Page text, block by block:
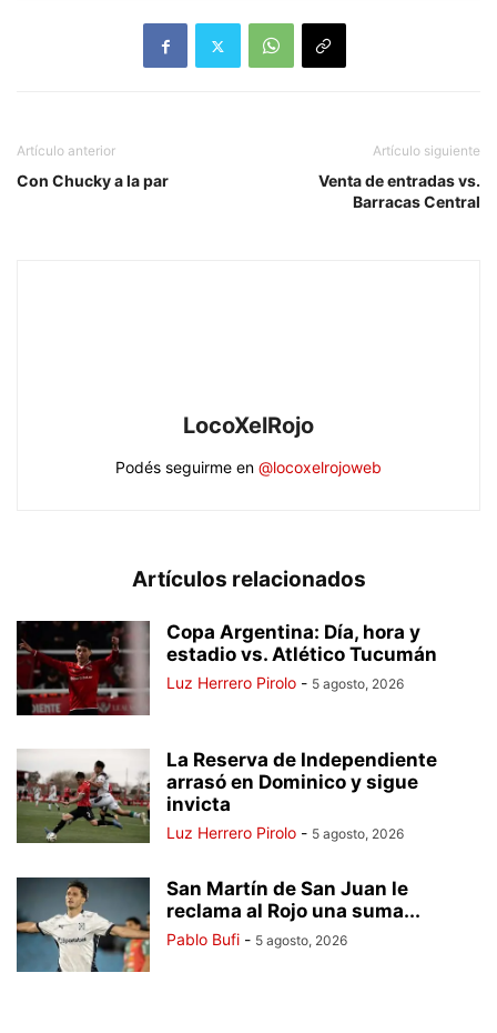
Artículo anterior
Con Chucky a la par
Artículo siguiente
Venta de entradas vs.
Barracas Central
LocoXelRojo
Podés seguirme en @locoxelrojoweb
Artículos relacionados
Copa Argentina: Día, hora y
estadio vs. Atlético Tucumán
Luz Herrero Pirolo - 5 agosto, 2026
La Reserva de Independiente
arrasó en Dominico y sigue
invicta
Luz Herrero Pirolo - 5 agosto, 2026
San Martín de San Juan le
reclama al Rojo una suma...
Pablo Bufi - 5 agosto, 2026